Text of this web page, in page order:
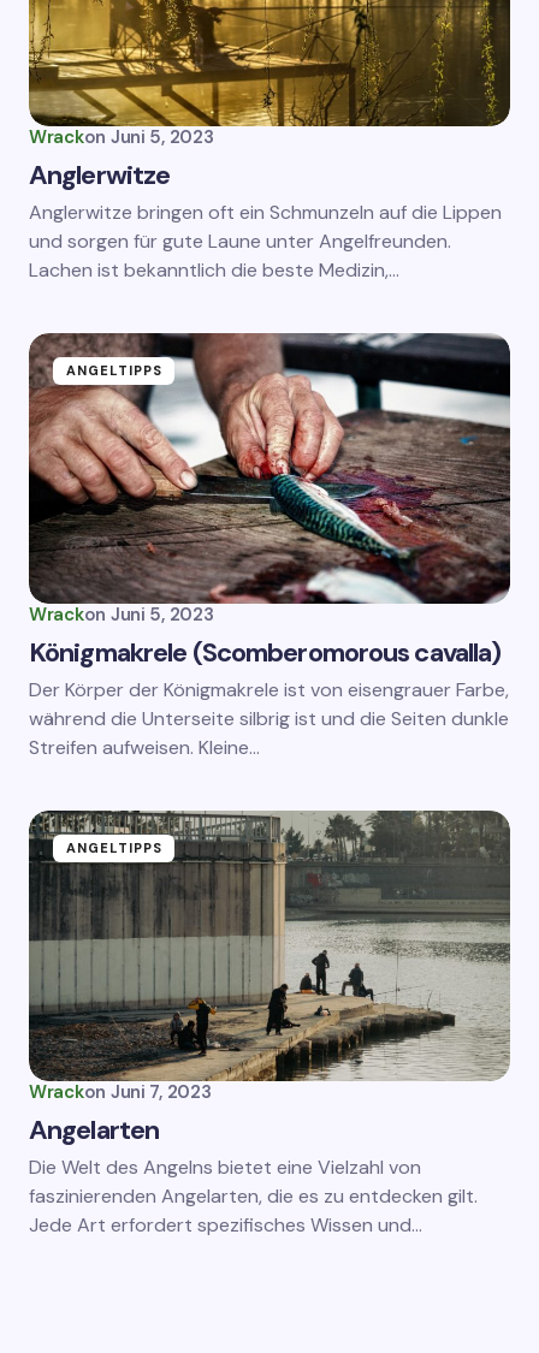
Wrackon Juni 5, 2023
Anglerwitze
Anglerwitze bringen oft ein Schmunzeln auf die Lippen
und sorgen für gute Laune unter Angelfreunden.
Lachen ist bekanntlich die beste Medizin,…
ANGELTIPPS
Wrackon Juni 5, 2023
Königmakrele (Scomberomorous cavalla)
Der Körper der Königmakrele ist von eisengrauer Farbe,
während die Unterseite silbrig ist und die Seiten dunkle
Streifen aufweisen. Kleine…
ANGELTIPPS
Wrackon Juni 7, 2023
Angelarten
Die Welt des Angelns bietet eine Vielzahl von
faszinierenden Angelarten, die es zu entdecken gilt.
Jede Art erfordert spezifisches Wissen und…